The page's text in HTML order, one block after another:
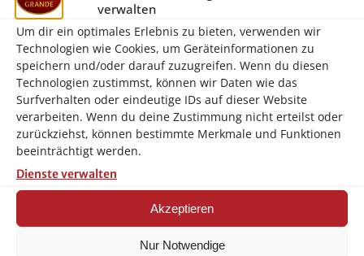
verwalten
Um dir ein optimales Erlebnis zu bieten, verwenden wir
Technologien wie Cookies, um Geräteinformationen zu
speichern und/oder darauf zuzugreifen. Wenn du diesen
Technologien zustimmst, können wir Daten wie das
Surfverhalten oder eindeutige IDs auf dieser Website
verarbeiten. Wenn du deine Zustimmung nicht erteilst oder
zurückziehst, können bestimmte Merkmale und Funktionen
beeinträchtigt werden.
Dienste verwalten
Akzeptieren
Nur Notwendige
Höhe:260.0 mm
Breite:660.0 mm
Länge/Tiefe:330.0 mm
Volume:0.057 m3
Ähnliche Produkte